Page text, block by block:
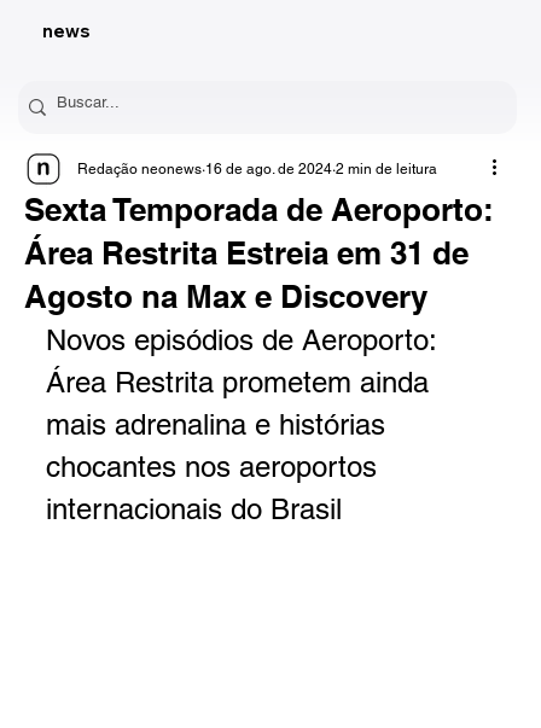
news
Sexta Temporada de Aeroporto:
Área Restrita Estreia em 31 de
Agosto na Max e Discovery
Redação neonews 16 de ago. de 2024 2 min de leitura
Novos episódios de Aeroporto:
Área Restrita prometem ainda
mais adrenalina e histórias
chocantes nos aeroportos
internacionais do Brasil